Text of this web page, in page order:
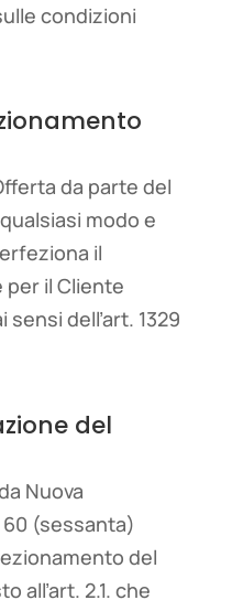
condizioni
da parte del
modo e
il
il Cliente
dell’art. 1329
del
Nuova
(sessanta)
del
all’art. 2.1. che